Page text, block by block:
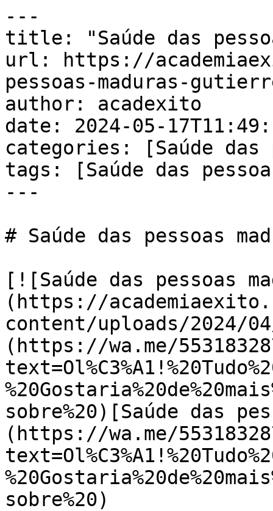
---
title: "Saúde das
url: https://
pessoas-maduras-
author: acadexito
date: 2024-05-
categories: [Saúde das
tags: [Saúde das
---
# Saúde das pessoas
[![Saúde das pessoas
(https://
content/uploads/2024/
(https://wa.me/
sobre%20)[Saúde das
(https://wa.me/
sobre%20)